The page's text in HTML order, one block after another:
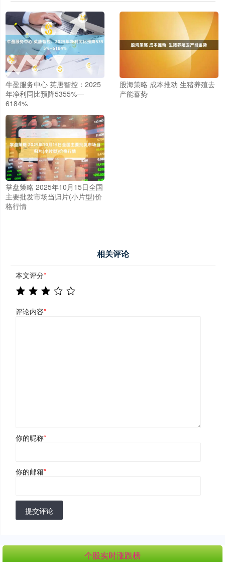
牛盈服务中心 英唐智控：2025
年净利同比预降5355%—
6184%
股海策略 成本推动 生猪养殖去
产能蓄势
掌盘策略 2025年10月15日全国
主要批发市场当归片(小片型)价
格行情
相关评论
本文评分*
评论内容*
你的昵称*
你的邮箱*
提交评论
个股实时涨跌榜